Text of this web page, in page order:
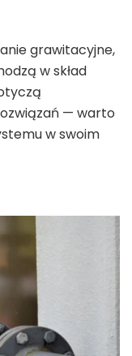
grawitacyjne,
w skład
— warto
w swoim